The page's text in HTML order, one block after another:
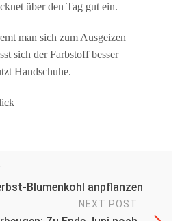
über den Tag gut ein.
man sich zum Ausgeizen
sich der Farbstoff besser
Handschuhe.
Blumenkohl anpflanzen
NEXT POST